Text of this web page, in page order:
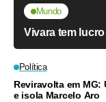
Mundo
Vivara tem
Política
Reviravolta em MG:
e isola Marcelo Aro